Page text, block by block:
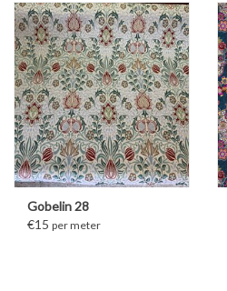
Gobelin 28
€15 per meter